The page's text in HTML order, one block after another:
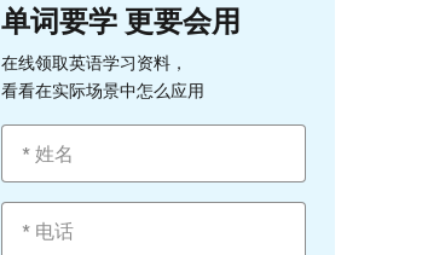
单词要学 更要会用
在线领取英语学习资料，
看看在实际场景中怎么应用